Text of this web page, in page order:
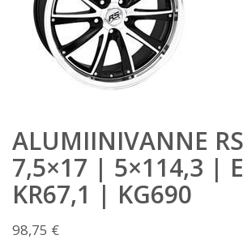
ALUMIINIVANNE
7,5×17 | 5×114,3 |
KR67,1 | KG690
98,75 €